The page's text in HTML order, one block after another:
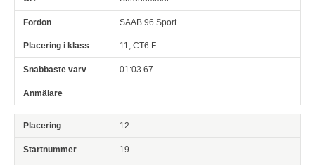
SAAB 96 Sport
11, CT6 F
01:03.67
12
19